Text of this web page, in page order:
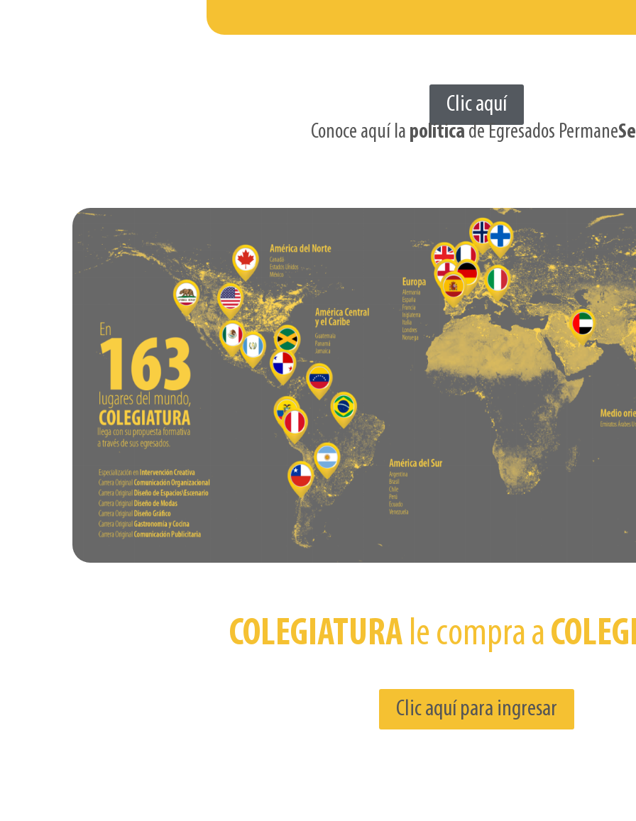
Clic aquí
Conoce aquí la políticade Egresados Permane
COLEGIATURA le compra a
Clic aquí para ingresar